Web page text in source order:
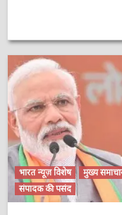
भारत न्यूज़ विशेष
मुख्य
संपादक की पसंद